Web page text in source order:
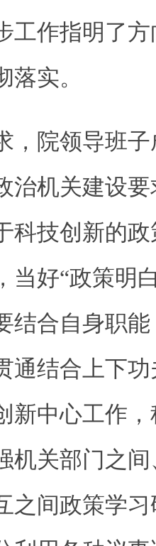
工作指明了
实。
院领导班子
治机关建设
科技创新的
当好“政策明
结合自身职
通结合上下
新中心工作
机关部门之
之间政策学